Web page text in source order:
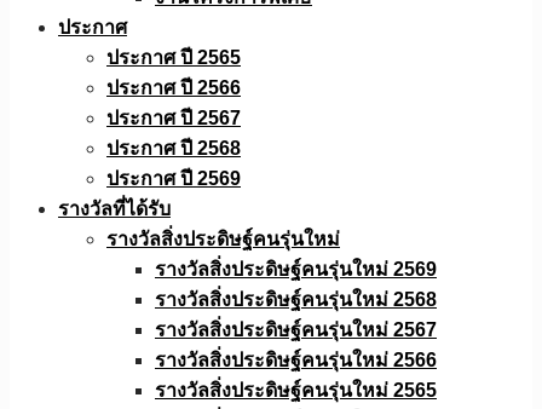
ประกาศ
ประกาศ ปี 2565
ประกาศ ปี 2566
ประกาศ ปี 2567
ประกาศ ปี 2568
ประกาศ ปี 2569
รางวัลที่ได้รับ
รางวัลสิ่งประดิษฐ์คนรุ่นใหม่
รางวัลสิ่งประดิษฐ์คนรุ่นใหม่ 2569
รางวัลสิ่งประดิษฐ์คนรุ่นใหม่ 2568
รางวัลสิ่งประดิษฐ์คนรุ่นใหม่ 2567
รางวัลสิ่งประดิษฐ์คนรุ่นใหม่ 2566
รางวัลสิ่งประดิษฐ์คนรุ่นใหม่ 2565